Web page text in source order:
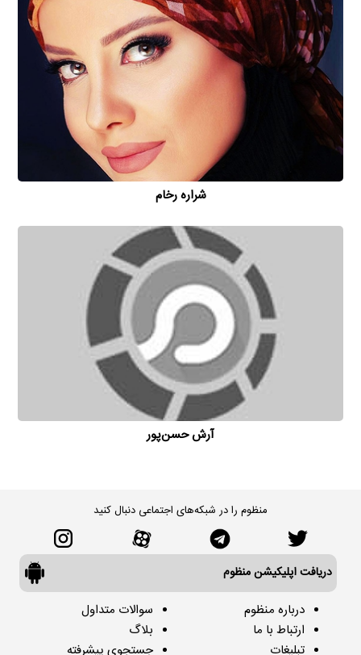
شراره رخام
آرش حسن‌پور
منظوم را در شبکه‌های اجتماعی دنبال کنید
دریافت اپلیکیشن منظوم
درباره منظوم
ارتباط با ما
تبلیغات
سوالات متداول
بلاگ
جستجوی پیشرفته